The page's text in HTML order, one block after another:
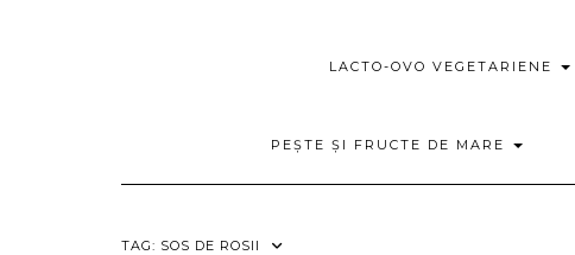
LACTO-OVO VEGETARIENE
PEȘTE ȘI FRUCTE DE MARE
TAG: SOS DE ROSII